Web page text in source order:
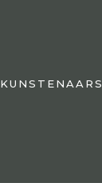
KUNSTENAARS